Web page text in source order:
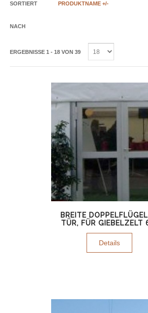
SORTIERT
NACH
PRODUKTNAME +/-
ERGEBNISSE 1 - 18 VON 39
BREITE
TÜR, FÜR GIEBELZELT
Details